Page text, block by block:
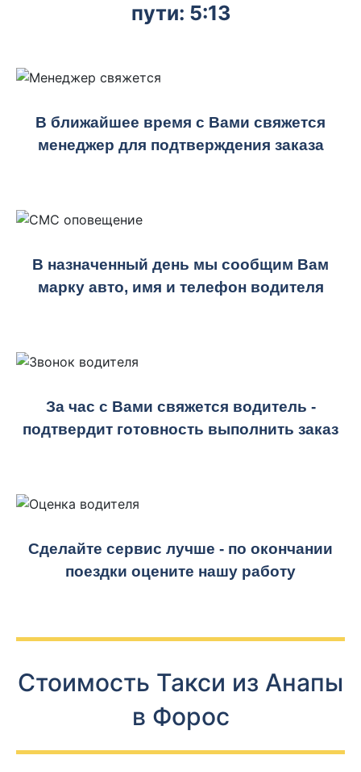
пути: 5:13
В ближайшее время с Вами свяжется
менеджер для подтверждения заказа
В назначенный день мы сообщим Вам
марку авто, имя и телефон водителя
За час с Вами свяжется водитель -
подтвердит готовность выполнить заказ
Сделайте сервис лучше - по окончании
поездки оцените нашу работу
Стоимость Такси из Анапы
в Форос